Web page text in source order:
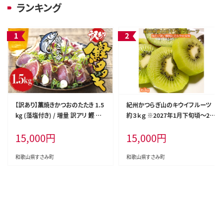
ランキング
【訳あり】藁焼きかつおのたたき 1.5
kg (藻塩付き) / 増量 訳アリ 鰹 カ
たき 丼 刺身【nks106A】
15,000円
和歌山県すさみ町
紀州かつらぎ山のキウイフルーツ
約３ｋｇ ※2027年1月下旬頃〜2月
指定不可) / キウイ キウイフルーツ
フルーツ 果物 くだもの 【uot792】
15,000円
和歌山県すさみ町